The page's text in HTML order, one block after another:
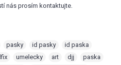
nás prosím kontaktujte.
pasky id pasky id paska
umelecky art djj paska